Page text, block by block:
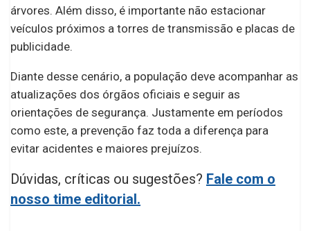
árvores. Além disso, é importante não estacionar
veículos próximos a torres de transmissão e placas de
publicidade.
Diante desse cenário, a população deve acompanhar as
atualizações dos órgãos oficiais e seguir as
orientações de segurança. Justamente em períodos
como este, a prevenção faz toda a diferença para
evitar acidentes e maiores prejuízos.
Dúvidas, críticas ou sugestões? Fale com o
nosso time editorial.